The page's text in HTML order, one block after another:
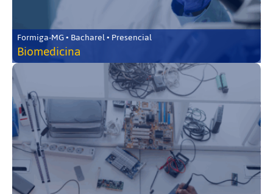
Formiga-MG • Bacharel • Presencial
Biomedicina